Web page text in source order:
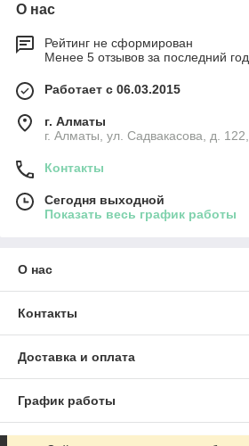
О нас
Рейтинг не сформирован
Менее 5 отзывов за последний год
Работает с 06.03.2015
г. Алматы
г. Алматы, ул. Садвакасова, д.
Контакты
Сегодня выходной
Показать весь график работы
О нас
Контакты
Доставка и оплата
График работы